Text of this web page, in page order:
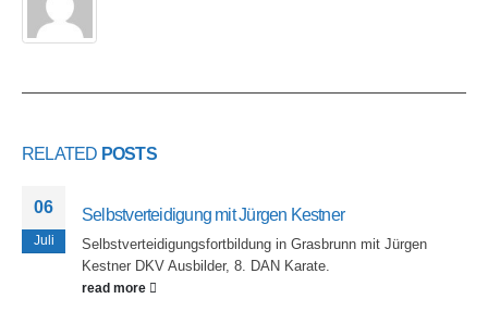
RELATED POSTS
06
Juli
Selbstverteidigung mit Jürgen Kestner
Selbstverteidigungsfortbildung in Grasbrunn mit Jürgen
Kestner DKV Ausbilder, 8. DAN Karate.
read more